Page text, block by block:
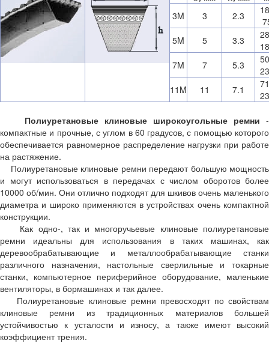
3M
3 2.3
5M
5 3.3
7M
7 5.3
11M
11 7.1
Полиуретановые клиновые широкоугольные ремни -
компактные и прочные, с углом в 60 градусов, с помощью которого
обеспечивается равномерное распределение нагрузки при работе
на растяжение.
Полиуретановые клиновые ремни передают большую мощность
и могут использоваться в передачах с числом оборотов более
10000 об/мин. Они отлично подходят для шкивов очень маленького
диаметра и широко применяются в устройствах очень компактной
конструкции.
Как одно-, так и многоручьевые клиновые полиуретановые
ремни идеальны для использования в таких машинах, как
деревообрабатывающие и металлообрабатывающие станки
различного назначения, настольные сверлильные и токарные
станки, компьютерное периферийное оборудование, маленькие
вентиляторы, в бормашинах и так далее.
Полиуретановые клиновые ремни превосходят по свойствам
клиновые ремни из традиционных материалов большей
устойчивостью к усталости и износу, а также имеют высокий
коэффициент трения.